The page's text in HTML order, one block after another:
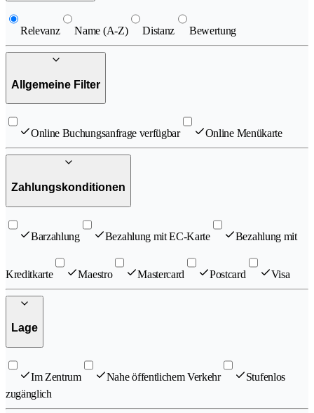
Relevanz Name (A-Z) Distanz Bewertung
Allgemeine Filter
Online Buchungsanfrage verfügbar Online Menükarte
Zahlungskonditionen
Barzahlung Bezahlung mit EC-Karte Bezahlung mit
Kreditkarte Maestro Mastercard Postcard Visa
Lage
Im Zentrum Nahe öffentlichem Verkehr
Stufenlos
zugänglich